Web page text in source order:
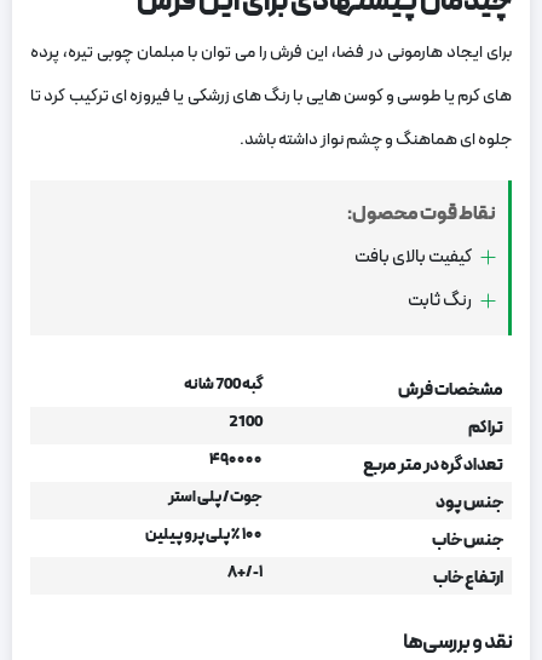
برای ایجاد هارمونی در فضا، این فرش را می‌ توان با مبلمان چوبی تیره، پرده‌
های کرم یا طوسی و کوسن‌ هایی با رنگ‌ های زرشکی یا فیروزه ‌ای ترکیب کرد تا
جلوه ‌ای هماهنگ و چشم‌ نواز داشته باشد.
نقاط قوت محصول:
کیفیت بالای بافت
رنگ ثابت
مشخصات فرش گبه 700 شانه
تراکم 2100
تعداد گره در متر مربع ۴۹۰۰۰۰
جنس پود جوت/ پلی استر
جنس خاب ۱۰۰ ٪ پلی پروپیلین
ارتفاع خاب ۱-/+۸
نقد و بررسی‌ها